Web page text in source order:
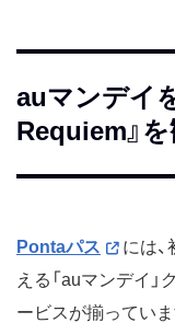
auマンデイ
Requiem』
Pontaパス
には
える「auマンデイ
ービスが揃っていま